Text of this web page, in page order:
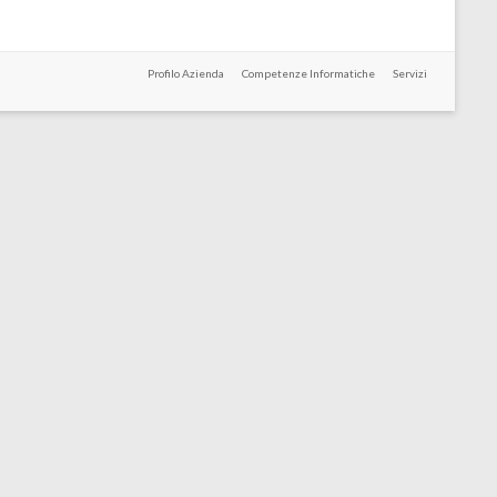
Profilo Azienda Competenze Informatiche Servizi